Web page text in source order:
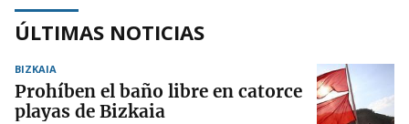
ÚLTIMAS NOTICIAS
BIZKAIA
Prohíben el baño libre en catorce
playas de Bizkaia